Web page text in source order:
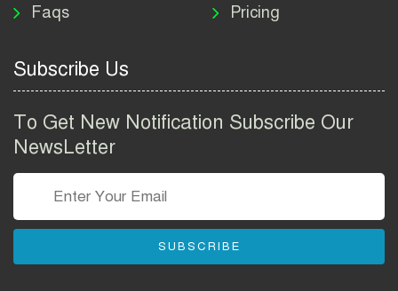
২০২৬ | ই-পাসপোর্ট আবেদন ও
Group Job Circular 2026
তথ্য অধিদপ্তর নিয়োগ বিজ্ঞপ্তি
বাংলাদেশ পুলিশ এএসআই
Faqs
Pricing
Subscribe Us
To Get New Notification Subscribe Our
NewsLetter
SUBSCRIBE